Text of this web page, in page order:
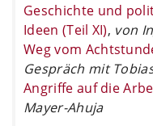
Geschichte und
Ideen (Teil XI), von
Weg vom
Gespräch mit
Angriffe auf die
Mayer-Ahuja